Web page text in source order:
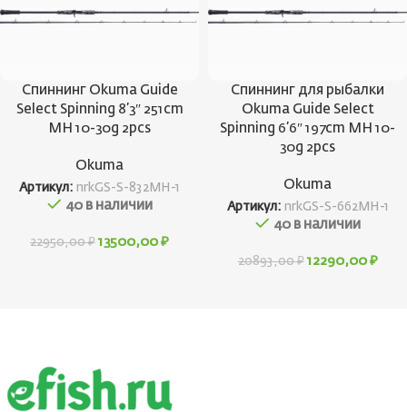
Спиннинг Okuma Guide
Select Spinning 8’3″ 251cm
MH 10-30g 2pcs
Okuma
Артикул: nrkGS-S-832MH-1
40 в наличии
22950,00₽ 13500,00 ₽
Спиннинг для рыбалки
Okuma Guide Select
Spinning 6’6″ 197cm MH 10-
30g 2pcs
Okuma
Артикул: nrkGS-S-662MH-1
40 в наличии
20893,00₽ 12290,00 ₽